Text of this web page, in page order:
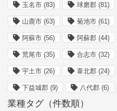
玉名市 (83) 球磨郡 (81)
山鹿市 (63) 菊池市 (61)
阿蘇市 (56) 阿蘇郡 (44)
荒尾市 (35) 合志市 (32)
宇土市 (26) 葦北郡 (24)
下益城郡 (9) 八代郡 (6)
業種タグ（件数順）